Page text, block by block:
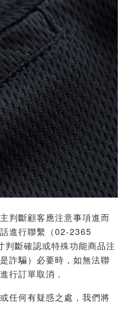
判斷顧客應注意事項進而
進行聯繫（02-2365
斷確認或特殊功能商品注
詐騙）必要時，如無法聯
行訂單取消．
任何有疑惑之處，我們將